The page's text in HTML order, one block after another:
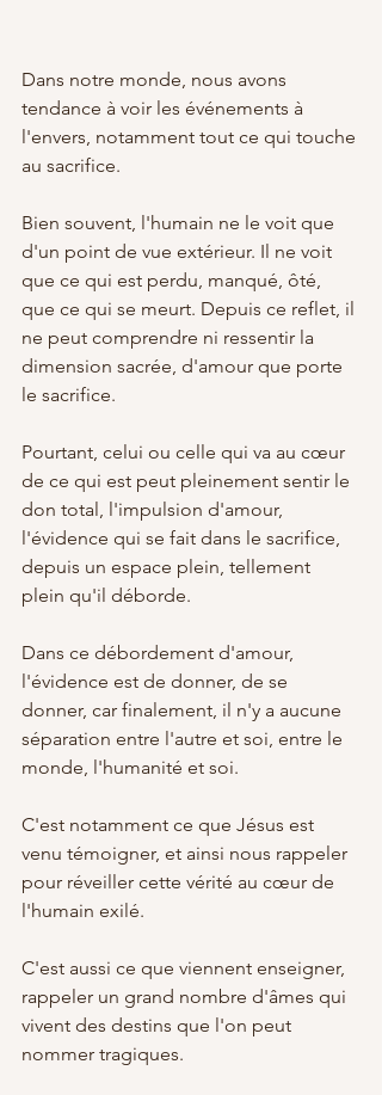
Dans notre monde, nous avons
tendance à voir les événements à
l'envers, notamment tout ce qui touche
au sacrifice.
Bien souvent, l'humain ne le voit que
d'un point de vue extérieur. Il ne voit
que ce qui est perdu, manqué, ôté,
que ce qui se meurt. Depuis ce reflet, il
ne peut comprendre ni ressentir la
dimension sacrée, d'amour que porte
le sacrifice.
Pourtant, celui ou celle qui va au cœur
de ce qui est peut pleinement sentir le
don total, l'impulsion d'amour,
l'évidence qui se fait dans le sacrifice,
depuis un espace plein, tellement
plein qu'il déborde.
Dans ce débordement d'amour,
l'évidence est de donner, de se
donner, car finalement, il n'y a aucune
séparation entre l'autre et soi, entre le
monde, l'humanité et soi.
C'est notamment ce que Jésus est
venu témoigner, et ainsi nous rappeler
pour réveiller cette vérité au cœur de
l'humain exilé.
C'est aussi ce que viennent enseigner,
rappeler un grand nombre d'âmes qui
vivent des destins que l'on peut
nommer tragiques.